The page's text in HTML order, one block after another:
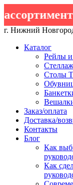
г. Нижний
Каталог
Рейлы
Столы
Заказ/оплата
Доставка/
Контакты
Блог
Как
Как